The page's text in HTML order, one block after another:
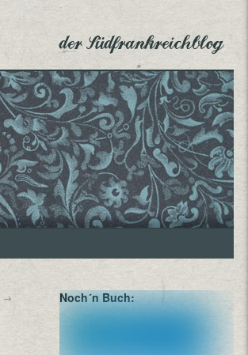
der Südfrankreichblog
→ Noch´n Buch: